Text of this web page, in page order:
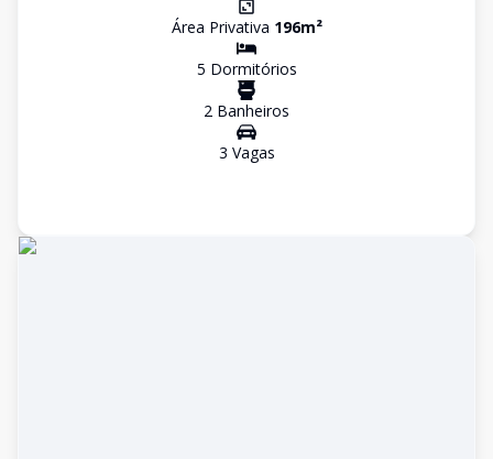
Área Privativa 196m²
5 Dormitórios
2 Banheiros
3 Vagas